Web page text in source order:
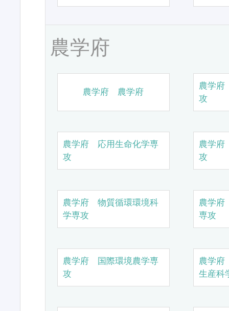
農学府
農学府 農学府
農学
攻
農学府 応用生命化学専
攻
農学
攻
農学府 物質循環環境科
学専攻
農学
専攻
農学府 国際環境農学専
攻
農学
生産科